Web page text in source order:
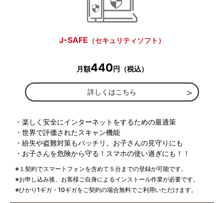
J-SAFE （セキュリティソフト）
月額440円（税込）
詳しくはこちら
・楽しく安全にインターネットをするための最適策
・世界で評価されたスキャン機能
・紛失や盗難対策もバッチリ。お子さんの見守りにも
・お子さんを危険から守る！スマホの使い過ぎにも！！
※１契約でスマートフォンを含めて５台までの登録が可能です。
※お申し込み後、お客様ご自身によるインストール作業が必要です。
※ひかり1ギガ・10ギガをご契約の場合無料でご利用いただけます。